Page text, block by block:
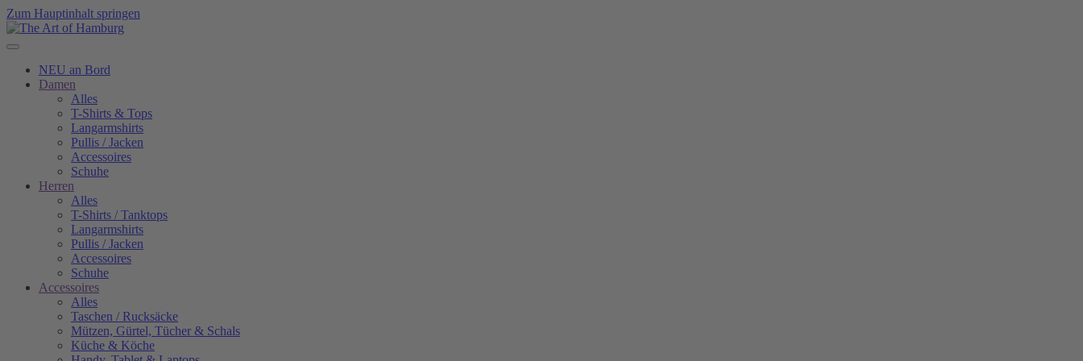
Zum Hauptinhalt springen
NEU an Bord
Damen
Alles
T-Shirts & Tops
Langarmshirts
Pullis / Jacken
Accessoires
Schuhe
Herren
Alles
T-Shirts / Tanktops
Langarmshirts
Pullis / Jacken
Accessoires
Schuhe
Accessoires
Alles
Taschen / Rucksäcke
Mützen, Gürtel, Tücher & Schals
Küche & Köche